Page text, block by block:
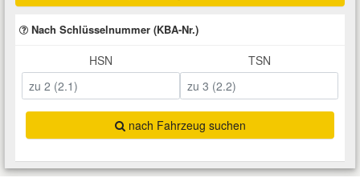
Nach Schlüsselnummer (KBA-Nr.)
HSN TSN
nach Fahrzeug suchen
Heizung und Klimaanlage
Kraftstoffsystem
Kühlung
Reiniger
Rostlöser
Fahrwerk Werkzeuge
Halterung Abgasstrang
Kfz-Pflege
Kofferraumwanne
VW Ersatzteile
Abarth Ersatzteile
Alfa Romeo Ersatzteile
Audi Ersatzteile